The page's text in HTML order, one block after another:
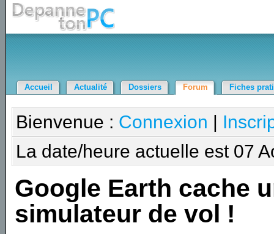
Accueil Actualité Dossiers Forum Fiches
Bienvenue : Connexion |
La date/heure actuelle est 07
Google Earth cache
simulateur de vol !